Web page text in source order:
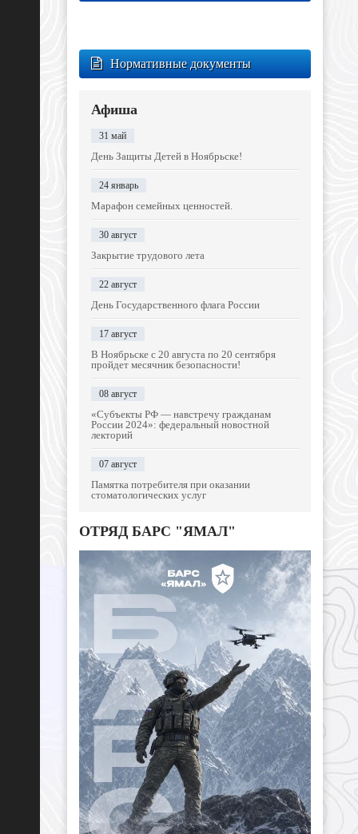
Нормативные документы
Афиша
31 май
День Защиты Детей в Ноябрьске!
24 январь
Марафон семейных ценностей.
30 август
Закрытие трудового лета
22 август
День Государственного флага России
17 август
В Ноябрьске с 20 августа по 20 сентября
пройдет месячник безопасности!
08 август
«Субъекты РФ — навстречу гражданам
России 2024»: федеральный новостной
лекторий
07 август
Памятка потребителя при оказании
стоматологических услуг
ОТРЯД БАРС "ЯМАЛ"